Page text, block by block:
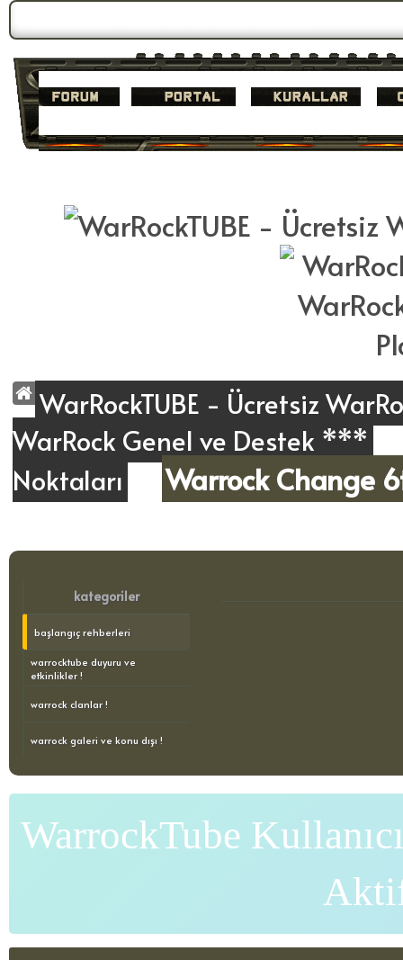
WarRockTUBE - Ücretsiz
WarRock Genel ve Destek ***
Noktaları
Warrock Change
kategoriler
başlangıç rehberleri
warrocktube duyuru ve
etkinlikler !
warrock clanlar !
warrock galeri ve konu dışı !
WarrockTube